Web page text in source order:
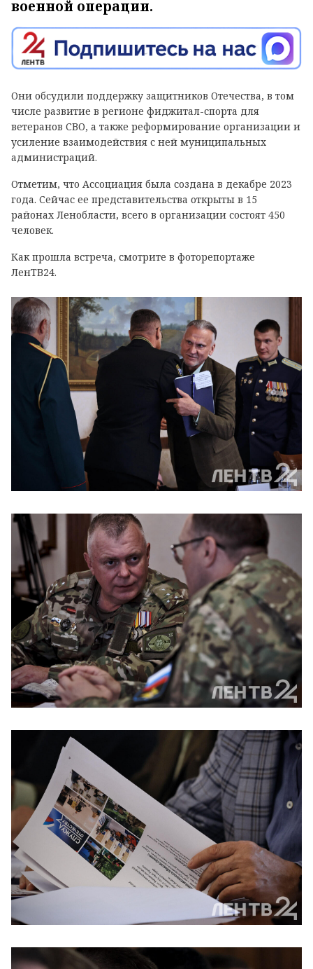
военной операции.
Они обсудили поддержку защитников Отечества, в том
числе развитие в регионе фиджитал-спорта для
ветеранов СВО, а также реформирование организации и
усиление взаимодействия с ней муниципальных
администраций.
Отметим, что Ассоциация была создана в декабре 2023
года. Сейчас ее представительства открыты в 15
районах Ленобласти, всего в организации состоят 450
человек.
Как прошла встреча, смотрите в фоторепортаже
ЛенТВ24.